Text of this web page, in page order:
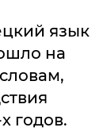
язык
на
годов.